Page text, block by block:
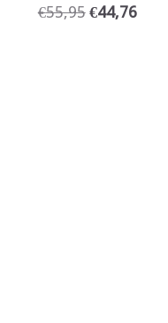
€55,95 €44,76